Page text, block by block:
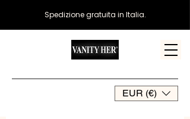
EUR (€)
Spedizione gratuita in Italia.